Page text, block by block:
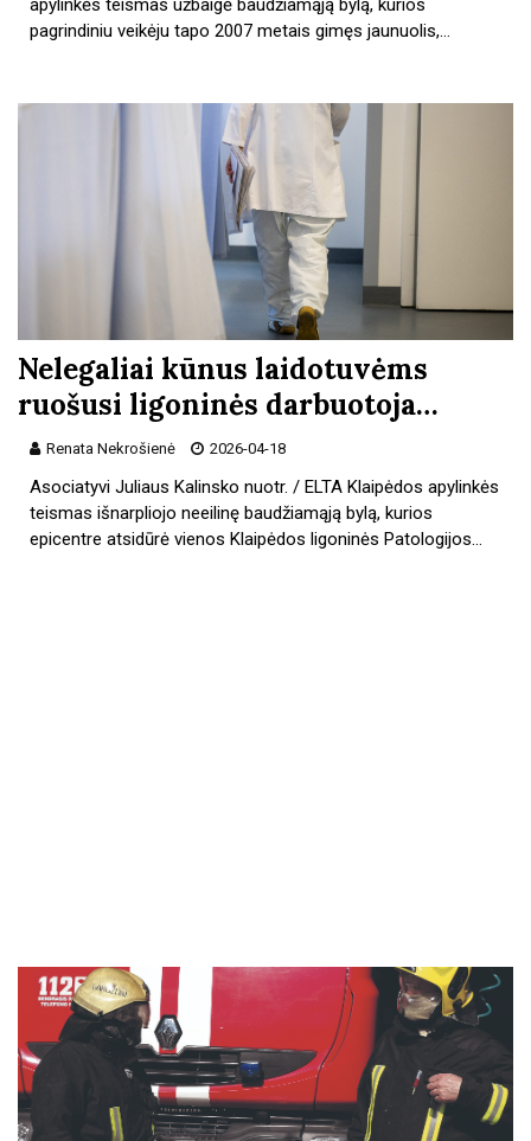
apylinkės teismas užbaigė baudžiamąją bylą, kurios
pagrindiniu veikėju tapo 2007 metais gimęs jaunuolis,…
Nelegaliai kūnus laidotuvėms
ruošusi ligoninės darbuotoja…
Renata Nekrošienė 2026-04-18
Asociatyvi Juliaus Kalinsko nuotr. / ELTA Klaipėdos apylinkės
teismas išnarpliojo neeilinę baudžiamąją bylą, kurios
epicentre atsidūrė vienos Klaipėdos ligoninės Patologijos…